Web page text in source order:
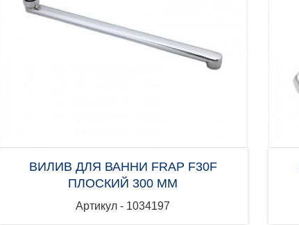
ВИЛИВ ДЛЯ ВАННИ FRAP F30F
ПЛОСКИЙ 300 ММ
Артикул - 1034197